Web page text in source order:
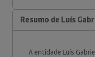
Resumo de Luís
A entidade Luís